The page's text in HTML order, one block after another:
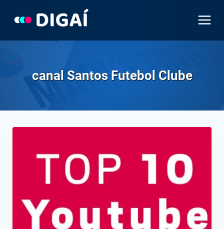
canal Santos Futebol Clube